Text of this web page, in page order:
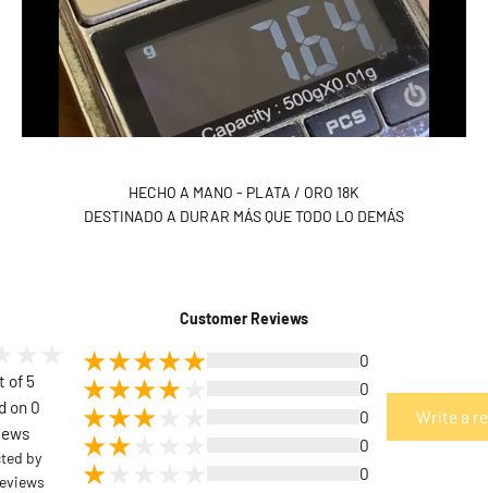
HECHO A MANO - PLATA / ORO 18K
DESTINADO A DURAR MÁS QUE TODO LO DEMÁS
Customer Reviews
of 5
on 0
by
0
0
0
0
0
Write a